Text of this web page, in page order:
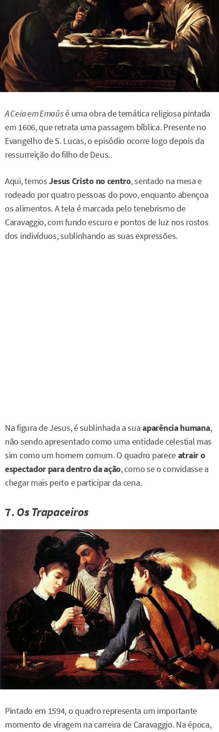
A Ceia em Emaúsé uma obra de temática religiosa pintada
em 1606, que retrata uma passagem bíblica. Presente no
Evangelho de S. Lucas, o episódio ocorre logo depois da
ressurreição do filho de Deus.
Aqui, temosJesus Cristo no centro, sentado na mesa e
rodeado por quatro pessoas do povo, enquanto abençoa
os alimentos. A tela é marcada pelo tenebrismo de
Caravaggio, com fundo escuro e pontos de luz nos rostos
dos indivíduos, sublinhando as suas expressões.
Na figura de Jesus, é sublinhada a suaaparência humana,
não sendo apresentado como uma entidade celestial mas
sim como um homem comum. O quadro pareceatrair o
espectador para dentro da ação, como se o convidasse a
chegar mais perto e participar da cena.
7.Os Trapaceiros
Pintado em 1594, o quadro representa um importante
momento de viragem na carreira de Caravaggio. Na época,